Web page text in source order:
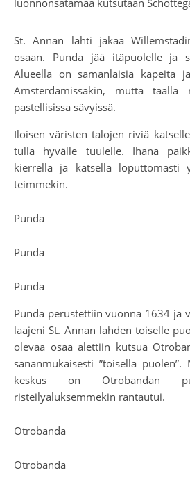
luonnonsatamaa kutsutaan
St. Annan lahti jakaa
osaan. Punda jää itäpuolelle ja
Alueella on samanlaisia kapeita
Amsterdamissakin, mutta täällä
pastellisissa sävyissä.
Iloisen väristen talojen riviä
tulla hyvälle tuulelle. Ihana
kierrellä ja katsella loputtomasti
teimmekin.
Punda
Punda
Punda
Punda perustettiin vuonna 1634 ja
laajeni St. Annan lahden toiselle
olevaa osaa alettiin kutsua
sananmukaisesti ”toisella puolen”.
keskus on Otrobandan
risteilyaluksemmekin rantautui.
Otrobanda
Otrobanda